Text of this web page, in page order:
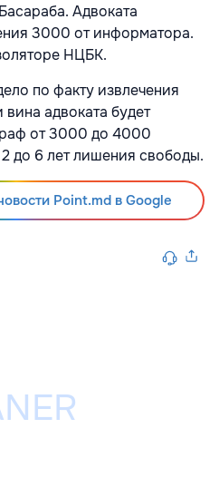
Адвоката
3000 от информатора.
НЦБК.
по факту извлечения
адвоката будет
от 3000 до 4000
до 6 лет лишения свободы.
Point.md в Google